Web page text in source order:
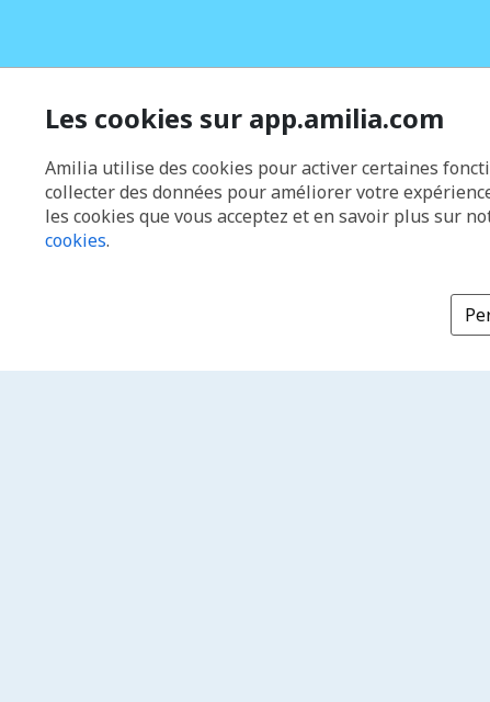
Les cookies sur app.amilia.com
Amilia utilise des cookies pour activer certaines
collecter des données pour améliorer votre
les cookies que vous acceptez et en savoir plus sur
cookies.